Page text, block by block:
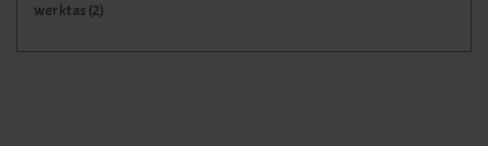
werktas (2)